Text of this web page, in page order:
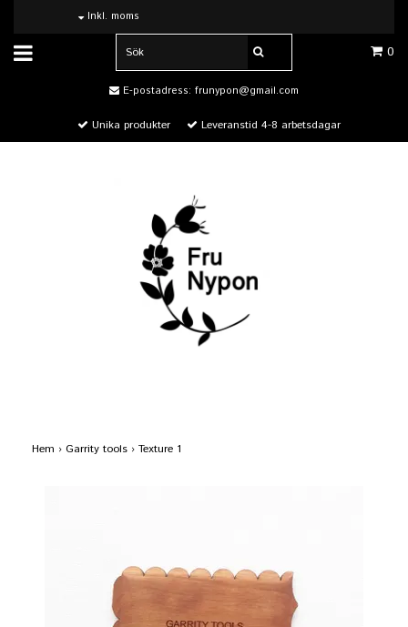
Inkl. moms
0
E-postadress: frunypon@gmail.com
Unika produkter Leveranstid 4-8 arbetsdagar
Hem › Garrity tools › Texture 1